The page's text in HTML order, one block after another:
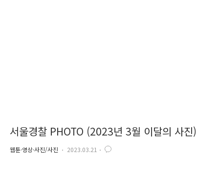
서울경찰 PHOTO (2023년 3월 이달의 사진)
웹툰·영상·사진/사진 2023.03.21